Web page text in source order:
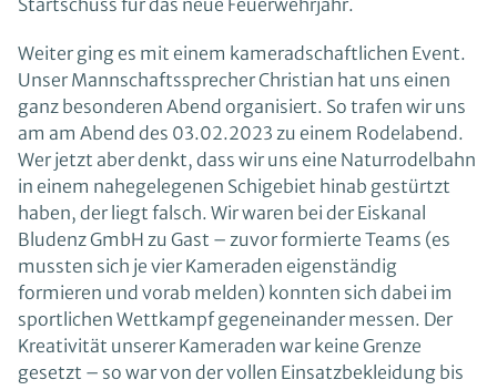
Startschuss für das neue Feuerwehrjahr.
Weiter ging es mit einem kameradschaftlichen Event.
Unser Mannschaftssprecher Christian hat uns einen
ganz besonderen Abend organisiert. So trafen wir uns
am am Abend des 03.02.2023 zu einem Rodelabend.
Wer jetzt aber denkt, dass wir uns eine Naturrodelbahn
in einem nahegelegenen Schigebiet hinab gestürtzt
haben, der liegt falsch. Wir waren bei der Eiskanal
Bludenz GmbH zu Gast – zuvor formierte Teams (es
mussten sich je vier Kameraden eigenständig
formieren und vorab melden) konnten sich dabei im
sportlichen Wettkampf gegeneinander messen. Der
Kreativität unserer Kameraden war keine Grenze
gesetzt – so war von der vollen Einsatzbekleidung bis